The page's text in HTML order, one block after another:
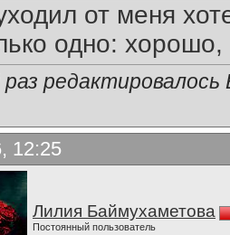
от меня
одно:
12:25
Лилия Баймухаметова
Постоянный пользователь